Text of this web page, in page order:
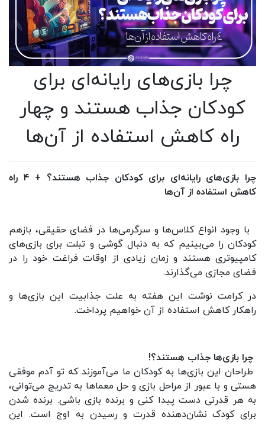
چرا بازی‌های رایانه‌ای برای
کودکان جذاب هستند و چهار
راه کاهش استفاده از آن‌ها
چرا بازی‌های رایانه‌ای برای کودکان جذاب هستند؟ + ۴ راه
کاهش استفاده از آن‌ها
با وجود انواع کلاس‌ها و سرگرمی‌ها در فضای حقیقی، بازهم
کودکان را می‌بینیم که به دنبال گوشی و تبلت برای بازی‌های
کامپیوتری هستند و زمان زیادی از اوقات فراغت خود را در
فضای مجازی می‌گذارند.
در کرامت نوشت این هفته به علت‌ جذابیت این بازی‌ها و
راهکار کاهش استفاده از آن خواهیم پرداخت.
چرا بازی‌ها جذاب هستند؟!
طراحان این بازی‌ها به کودکان ما می‌آموزند که تو آدم موفقی
هستی و با عبور از مراحل بازی و حل معما‌ها به تدریج می‌توانی،
به هر قدرتی دست پیدا کنی و برنده بازی باشی. برنده شدن
برای کودک نشان‌دهنده قدرت و رسیدن به اوج است. این